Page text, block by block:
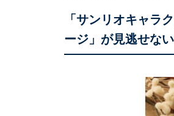
「サンリオキャラ
ージ」が見逃せない